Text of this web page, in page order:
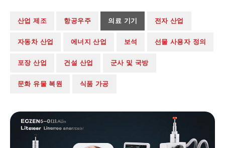
산업 제조 항공우주 의료 기기 전자 산업
자동차 산업 에너지 산업 보석 선물 사용자 정의
포장 산업 건설 산업 군사 및 국방
문화 유물 복원 식품 가공